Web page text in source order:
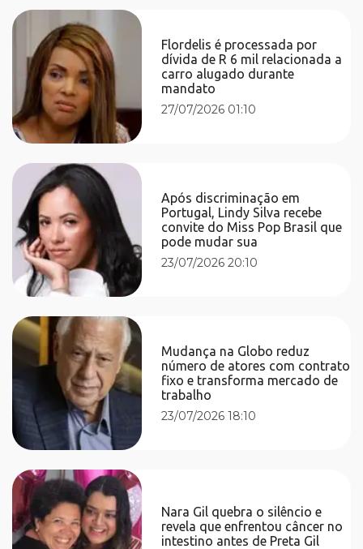
Flordelis é processada por
dívida de R 6 mil relacionada a
carro alugado durante
mandato
27/07/2026 01:10
Após discriminação em
Portugal, Lindy Silva recebe
convite do Miss Pop Brasil que
pode mudar sua
23/07/2026 20:10
Mudança na Globo reduz
número de atores com contrato
fixo e transforma mercado de
trabalho
23/07/2026 18:10
Nara Gil quebra o silêncio e
revela que enfrentou câncer no
intestino antes de Preta Gil